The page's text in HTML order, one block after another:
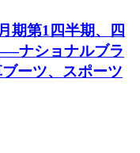
期第1四半期、四
ナショナルブラ
ーツ、スポーツ